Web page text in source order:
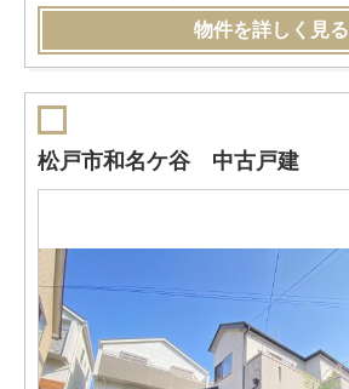
物件を詳しく見る
松戸市和名ケ谷 中古戸建